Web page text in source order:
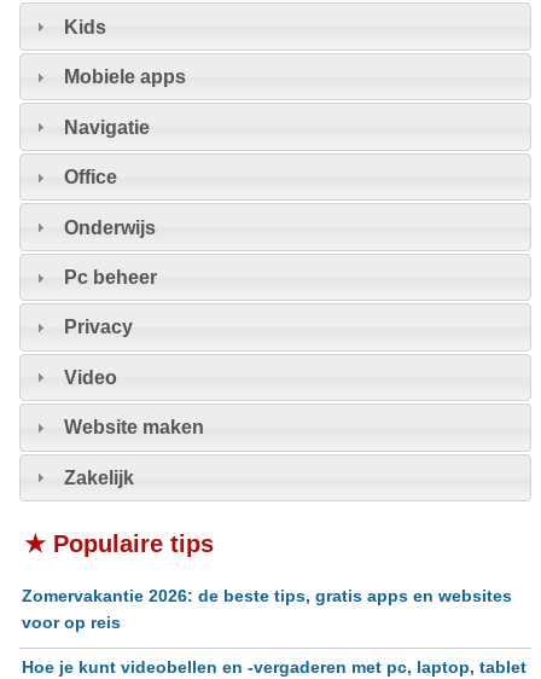
Kids
Mobiele apps
Navigatie
Office
Onderwijs
Pc beheer
Privacy
Video
Website maken
Zakelijk
★ Populaire tips
Zomervakantie 2026: de beste tips, gratis apps en websites
voor op reis
Hoe je kunt videobellen en -vergaderen met pc, laptop, tablet